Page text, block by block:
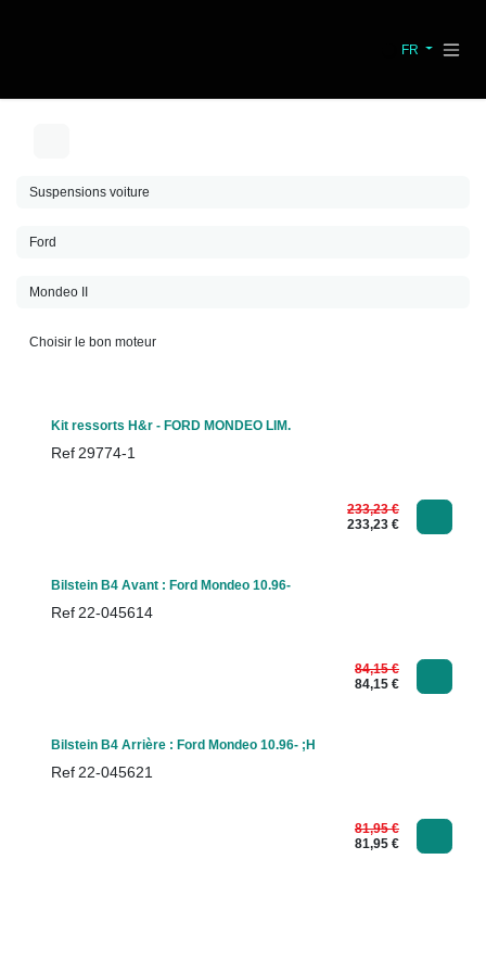
FR
Kit ressorts H&r - FORD MONDEO LIM.
Ref 29774-1
233,23€
233,23 €
Bilstein B4 Avant : Ford Mondeo 10.96-
Ref 22-045614
84,15€
84,15 €
Bilstein B4 Arrière : Ford Mondeo 10.96- ;H
Ref 22-045621
81,95€
81,95 €